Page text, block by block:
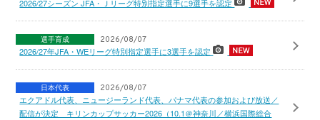
2026/27シーズン JFA・Ｊリーグ特別指定選手に9選手を認定
選手育成 2026/08/07
2026/27年JFA・WEリーグ特別指定選手に3選手を認定
日本代表 2026/08/07
エクアドル代表、ニュージーランド代表、パナマ代表の参加および放送／
配信が決定 キリンカップサッカー2026（10.1＠神奈川／横浜国際総合